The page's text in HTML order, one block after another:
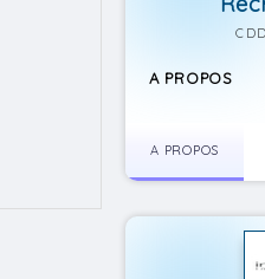
A PROPOS
A PROPOS